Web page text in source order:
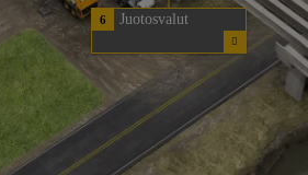
6 Juotosvalut